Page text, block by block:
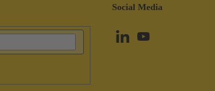
Social Media